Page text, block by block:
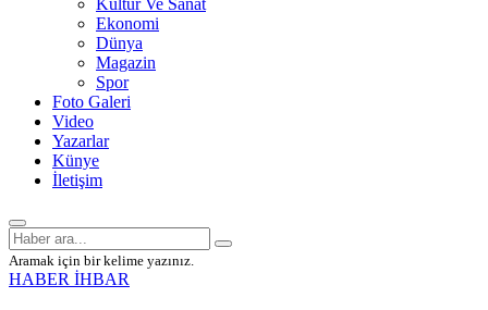
Kültür Ve Sanat
Ekonomi
Dünya
Magazin
Spor
Foto Galeri
Video
Yazarlar
Künye
İletişim
Aramak için bir kelime yazınız.
HABER İHBAR